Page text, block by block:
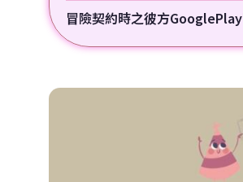
冒險契約時之彼方